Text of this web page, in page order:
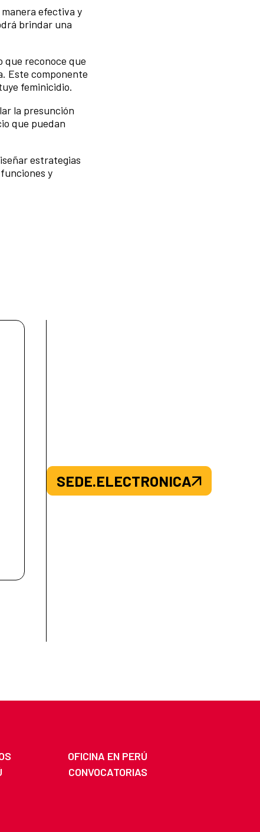
efectiva y
brindar una
que reconoce que
Este componente
feminicidio.
la presunción
que puedan
estrategias
y
SEDE.ELECTRONICA
OFICINA EN PERÚ
CONVOCATORIAS